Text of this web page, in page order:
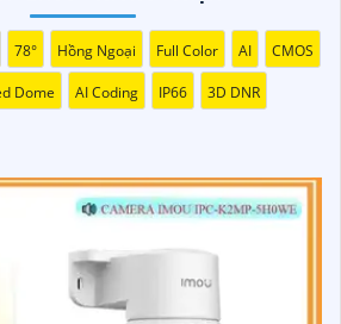
ghi hình ban đêm và lưu trữ dữ
này mang lại một hệ thống
hiệu quả.
78° Hồng Ngoại Full Color AI CMOS
Dome AI Coding IP66 3D DNR